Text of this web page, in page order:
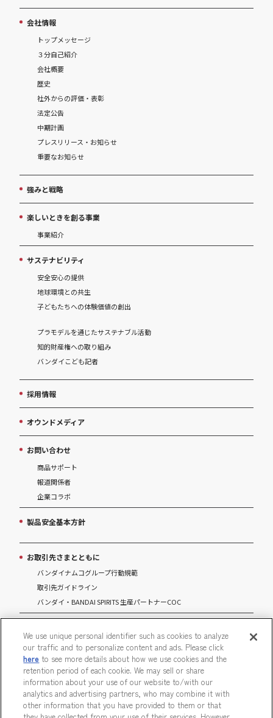
会社情報
トップメッセージ
３分自己紹介
会社概要
歴史
社外からの評価・表彰
法定公告
中期計画
プレスリリース・お知らせ
重要なお知らせ
強みと戦略
楽しいときを創る事業
事業紹介
サステナビリティ
安全安心の提供
地球環境との共生
子どもたちへの体験価値の創出
プラモデルを通じたサステナブル活動
知的財産権への取り組み
バンダイこども記者
採用情報
オウンドメディア
お問い合わせ
商品サポート
報道関係者
企業コラボ
製品安全基本方針
お取引先さまとともに
バンダイナムコグループ行動規範
取引先ガイドライン
バンダイ・BANDAI SPIRITS 生産パートナーCOC
パートナーシップ構築宣言
ウェブサイトご利用条件ソーシャルメディアポリシー
We use unique personal identifier such as cookies to analyze
our traffic and to personalize content and ads. Please click
here to see more details about how we use cookies and the
retention period of each cookie. We may sell or share
information about your use of our website to/with our
analytics and advertising partners, who may combine it with
other information that you have provided to them or that